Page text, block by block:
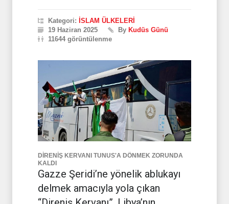
Kategori: İSLAM ÜLKELERİ
19 Haziran 2025
By Kudüs Günü
11644 görüntülenme
DİRENİŞ KERVANI TUNUS'A DÖNMEK ZORUNDA
KALDI
Gazze Şeridi’ne yönelik ablukayı
delmek amacıyla yola çıkan